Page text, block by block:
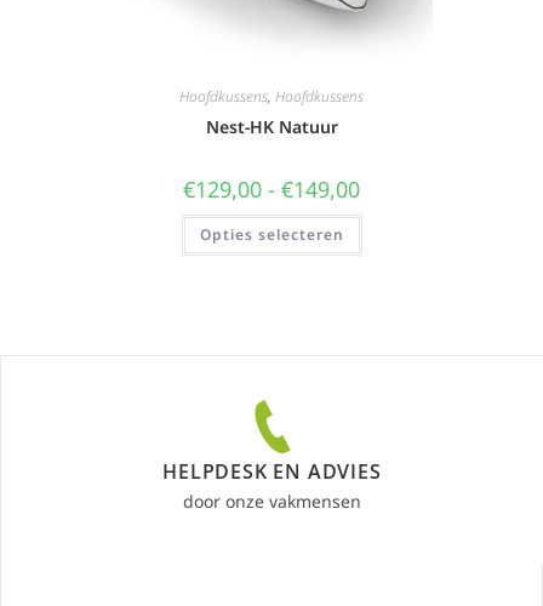
Hoofdkussens, Hoofdkussens
Nest-HK Natuur
€129,00 - €149,00
Opties selecteren
HELPDESK EN ADVIES
door onze vakmensen